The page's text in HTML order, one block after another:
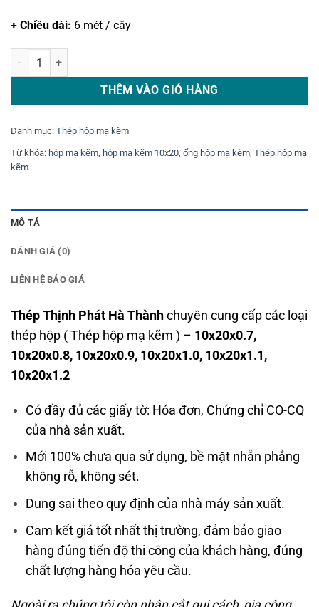
+ Chiều dài: 6 mét / cây
Thép hộp mạ kẽm 10 x 20 số lượng
THÊM VÀO GIỎ HÀNG
Danh mục: Thép hộp mạ kẽm
Từ khóa: hộp mạ kẽm, hộp mạ kẽm 10x20, ống hộp mạ kẽm, Thép hộp mạ
kẽm
MÔ TẢ
ĐÁNH GIÁ (0)
LIÊN HỆ BÁO GIÁ
Thép Thịnh Phát Hà Thành chuyên cung cấp các loại
thép hộp ( Thép hộp mạ kẽm ) – 10x20x0.7,
10x20x0.8, 10x20x0.9, 10x20x1.0, 10x20x1.1,
10x20x1.2
Có đầy đủ các giấy tờ: Hóa đơn, Chứng chỉ CO-CQ
của nhà sản xuất.
Mới 100% chưa qua sử dụng, bề mặt nhẵn phẳng
không rỗ, không sét.
Dung sai theo quy định của nhà máy sản xuất.
Cam kết giá tốt nhất thị trường, đảm bảo giao
hàng đúng tiến độ thi công của khách hàng, đúng
chất lượng hàng hóa yêu cầu.